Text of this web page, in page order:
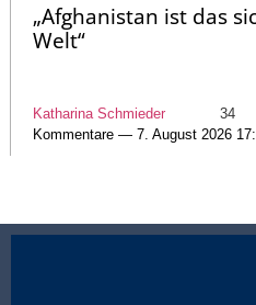
„Afghanistan ist das
Welt“
Katharina Schmieder
34
Kommentare — 7. August 2026